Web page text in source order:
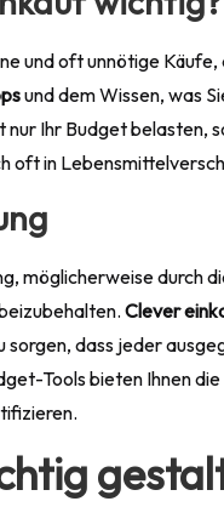
und oft unnötige
und demWissen, was
Ihr Budget belasten,
oft in
möglicherweise durch
Clever
dass jeder
Tools bieten Ihnen